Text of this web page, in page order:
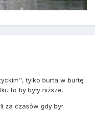
tylko burta w burtę
to by były niższe.
za czasów gdy był